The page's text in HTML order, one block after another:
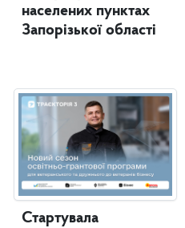
населених пунктах
Запорізької області
Стартувала